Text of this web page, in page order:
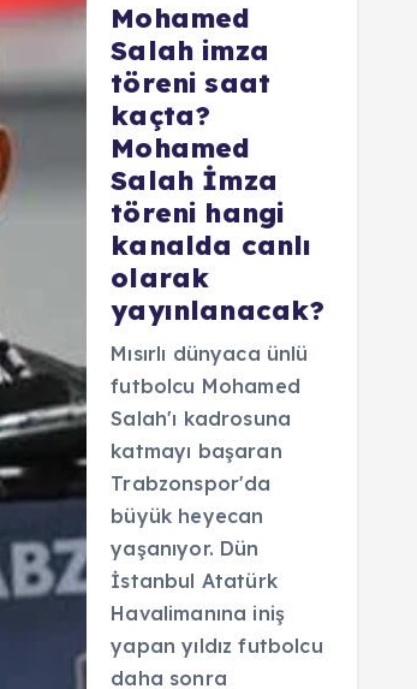
Mohamed
Salah imza
töreni saat
kaçta?
Mohamed
Salah İmza
töreni hangi
kanalda canlı
olarak
yayınlanacak?
Mısırlı dünyaca ünlü
futbolcu Mohamed
Salah'ı kadrosuna
katmayı başaran
Trabzonspor'da
büyük heyecan
yaşanıyor. Dün
İstanbul Atatürk
Havalimanına iniş
yapan yıldız futbolcu
daha sonra